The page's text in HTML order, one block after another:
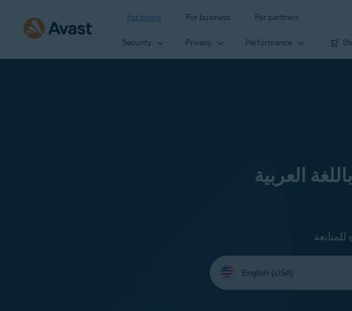
For home For business For partners
Security Privacy Performance
العربية
Select
your
language: